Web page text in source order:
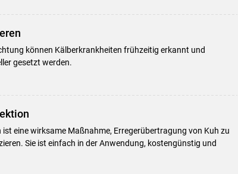
können Kälberkrankheiten frühzeitig erkannt und
gesetzt werden.
eine wirksame Maßnahme, Erregerübertragung von Kuh zu
Sie ist einfach in der Anwendung, kostengünstig und